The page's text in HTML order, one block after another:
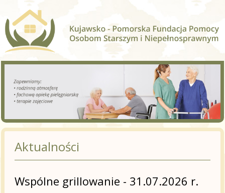
Aktualności
Wspólne grillowanie - 31.07.2026 r.